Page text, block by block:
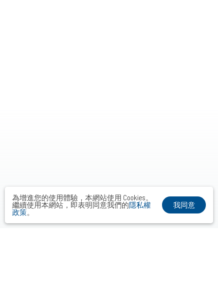
為增進您的使用體驗，本網站使用 Cookies。
繼續使用本網站，即表明同意我們的隱私權
政策。
我同意